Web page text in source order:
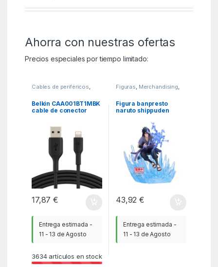
Ahorra con nuestras ofertas
Precios especiales por tiempo limitado:
Cables de periféricos,
Periféricos
Belkin CAA001BT1MBK
cable de conector
17,87€
Entrega estimada -
11 - 13 de Agosto
3634artículos en stock
Figuras, Merchandising,
Figura banpresto
naruto shippuden
sasuke uchiha
43,92€
Entrega estimada -
11 - 13 de Agosto